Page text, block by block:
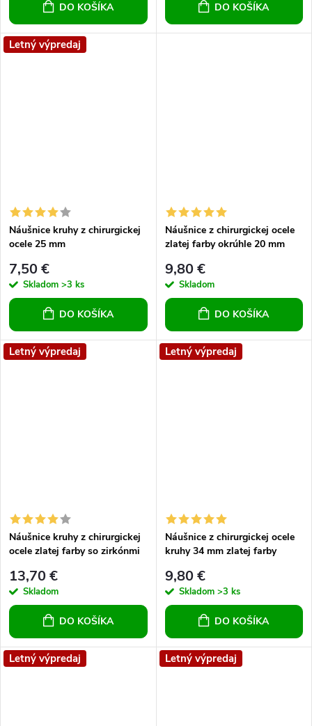
DO KOŠÍKA DO KOŠÍKA
Letný výpredaj
Náušnice kruhy z chirurgickej
ocele 25 mm
7,50 €
Skladom >3 ks
DO KOŠÍKA
Náušnice z chirurgickej ocele
zlatej farby okrúhle 20 mm
9,80 €
Skladom
DO KOŠÍKA
Letný výpredaj
Náušnice kruhy z chirurgickej
ocele zlatej farby so zirkónmi
13,70 €
Skladom
DO KOŠÍKA
Letný výpredaj
Náušnice z chirurgickej ocele
kruhy 34 mm zlatej farby
9,80 €
Skladom >3 ks
DO KOŠÍKA
Letný výpredaj Letný výpredaj